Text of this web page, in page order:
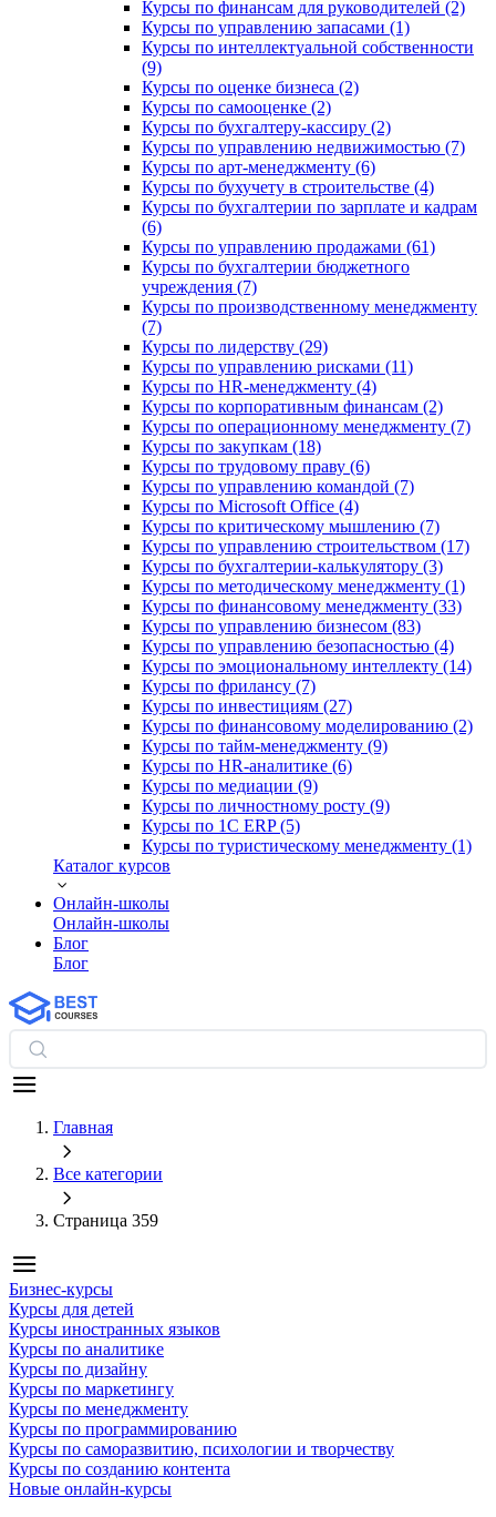
Курсы по финансам для руководителей (2)
Курсы по управлению запасами (1)
Курсы по интеллектуальной собственности
(9)
Курсы по оценке бизнеса (2)
Курсы по самооценке (2)
Курсы по бухгалтеру-кассиру (2)
Курсы по управлению недвижимостью (7)
Курсы по арт-менеджменту (6)
Курсы по бухучету в строительстве (4)
Курсы по бухгалтерии по зарплате и кадрам
(6)
Курсы по управлению продажами (61)
Курсы по бухгалтерии бюджетного
учреждения (7)
Курсы по производственному менеджменту
(7)
Курсы по лидерству (29)
Курсы по управлению рисками (11)
Курсы по HR-менеджменту (4)
Курсы по корпоративным финансам (2)
Курсы по операционному менеджменту (7)
Курсы по закупкам (18)
Курсы по трудовому праву (6)
Курсы по управлению командой (7)
Курсы по Microsoft Office (4)
Курсы по критическому мышлению (7)
Курсы по управлению строительством (17)
Курсы по бухгалтерии-калькулятору (3)
Курсы по методическому менеджменту (1)
Курсы по финансовому менеджменту (33)
Курсы по управлению бизнесом (83)
Курсы по управлению безопасностью (4)
Курсы по эмоциональному интеллекту (14)
Курсы по фрилансу (7)
Курсы по инвестициям (27)
Курсы по финансовому моделированию (2)
Курсы по тайм-менеджменту (9)
Курсы по HR-аналитике (6)
Курсы по медиации (9)
Курсы по личностному росту (9)
Курсы по 1С ERP (5)
Курсы по туристическому менеджменту (1)
Каталог курсов
Онлайн-школы
Онлайн-школы
Блог
Блог
Главная
Все категории
Страница 359
Бизнес-курсы
Курсы для детей
Курсы иностранных языков
Курсы по аналитике
Курсы по дизайну
Курсы по маркетингу
Курсы по менеджменту
Курсы по программированию
Курсы по саморазвитию, психологии и творчеству
Курсы по созданию контента
Новые онлайн‑курсы